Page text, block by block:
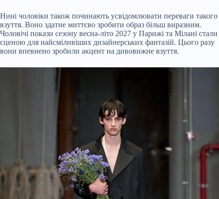
Нині чоловіки також починають усвідомлювати переваги такого
взуття. Воно здатне миттєво зробити образ більш виразним.
Чоловічі покази сезону весна-літо 2027 у Парижі та Мілані стали
сценою для найсміливіших дизайнерських фантазій. Цього разу
вони впевнено зробили акцент на дивовижне взуття.